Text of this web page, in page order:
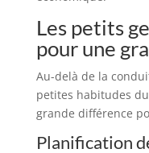
Les petits
pour une
Au-delà de la
petites habitudes
grande différence
Planification